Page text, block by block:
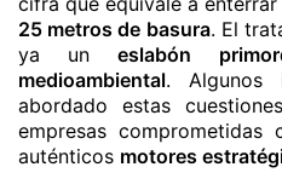
25 metros de basura. El
ya uneslabón
medioambiental. Algunos
abordado estas
empresas
auténticos motores